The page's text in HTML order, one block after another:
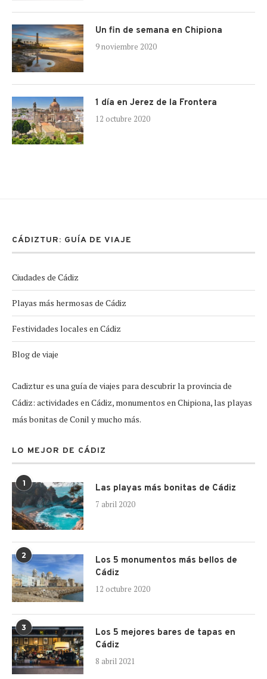
Un fin de semana en Chipiona
9 noviembre 2020
1 día en Jerez de la Frontera
12 octubre 2020
CÁDIZTUR: GUÍA DE VIAJE
Ciudades de Cádiz
Playas más hermosas de Cádiz
Festividades locales en Cádiz
Blog de viaje
Cadiztur es una guía de viajes para descubrir la provincia de
Cádiz: actividades en Cádiz, monumentos en Chipiona, las playas
más bonitas de Conil y mucho más.
LO MEJOR DE CÁDIZ
1 Las playas más bonitas de Cádiz
7 abril 2020
2
Los 5 monumentos más bellos de
Cádiz
12 octubre 2020
3
Los 5 mejores bares de tapas en
Cádiz
8 abril 2021